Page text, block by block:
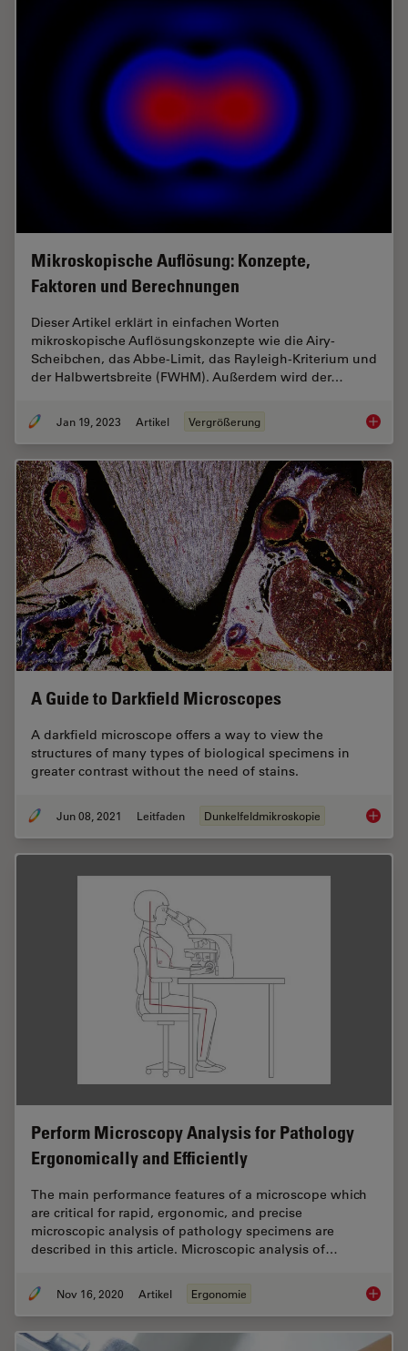
Mikroskopische Auflösung: Konzepte,
Faktoren und Berechnungen
Dieser Artikel erklärt in einfachen Worten
mikroskopische Auflösungskonzepte wie die Airy-
Scheibchen, das Abbe-Limit, das Rayleigh-Kriterium und
der Halbwertsbreite (FWHM). Außerdem wird der…
Jan 19, 2023 Artikel Vergrößerung
A Guide to Darkfield Microscopes
A darkfield microscope offers a way to view the
structures of many types of biological specimens in
greater contrast without the need of stains.
Jun 08, 2021 Leitfaden Dunkelfeldmikroskopie A
Perform Microscopy Analysis for Pathology
Ergonomically and Efficiently
The main performance features of a microscope which
are critical for rapid, ergonomic, and precise
microscopic analysis of pathology specimens are
described in this article. Microscopic analysis of…
Nov 16, 2020 Artikel Ergonomie